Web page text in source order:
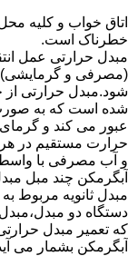
اتاق خواب و کلیه
خطرناک است.
مبدل حرارتی عمل
(مصرفی و
شود.مبدل حرارتی
شده است که به صورت
عبور می کند و
حرارت مستقیم در
و آب مصرفی با
آبگرمکن چند مبل
مبدل ثانویه مربوط
دستگاه دو
که تعمیر مبدل
آبگرمکن بشمار می